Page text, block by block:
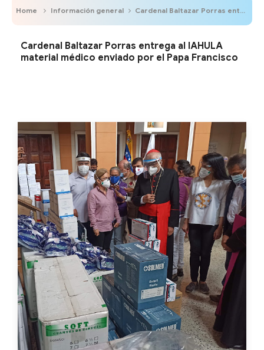
Home Información general Cardenal Baltazar Porras entrega al IAHULA material médico enviado por el Papa Francisco
Cardenal Baltazar Porras entrega al IAHULA
material médico enviado por el Papa Francisco